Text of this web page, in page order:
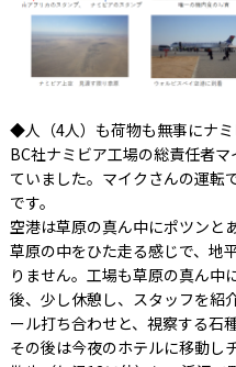
◆人（4人）も荷物も無事にナ
BC社ナミビア工場の総責任者
ていました。マイクさんの運
です。
空港は草原の真ん中にポツンと
草原の中をひた走る感じで、地
りません。工場も草原の真ん中
後、少し休憩し、スタッフを紹
ール打ち合わせと、視察する石
その後は今夜のホテルに移動し